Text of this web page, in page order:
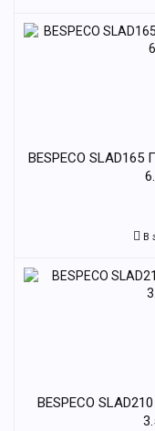
BESPECO
В
BESPECO